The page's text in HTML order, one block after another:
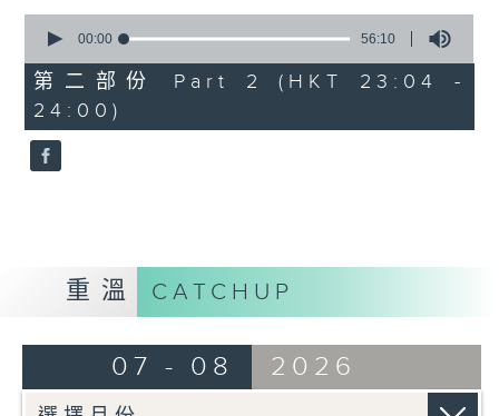
seconds
56
minutes,
10
seconds
00:00 56:10
第二部份 Part 2 (HKT 23:04 -
24:00)
重溫 CATCHUP
07 - 08 2026